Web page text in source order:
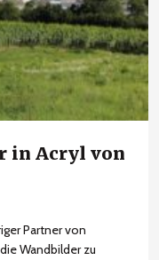
in Acryl von
Partner von
Wandbilder zu